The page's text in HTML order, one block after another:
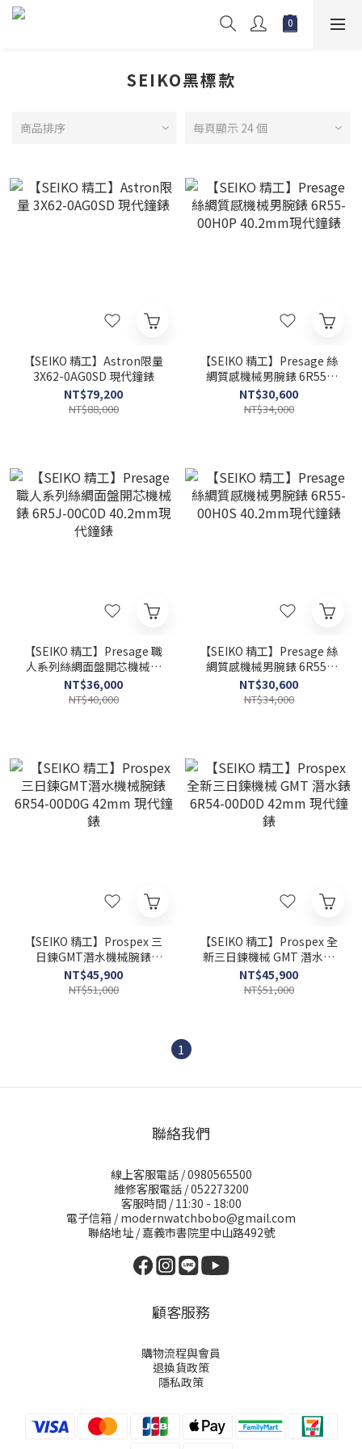
SEIKO黑標款
商品排序 每頁顯示 24 個
【SEIKO 精工】Astron限量
3X62-0AG0SD 現代鐘錶
NT$79,200
NT$88,000
【SEIKO 精工】Presage 絲
綢質感機械男腕錶 6R55-
00H0P 40.2mm現代鐘錶
NT$30,600
NT$34,000
【SEIKO 精工】Presage 職
人系列絲綢面盤開芯機械錶
6R5J-00C0D 40.2mm現代
鐘錶
NT$36,000
NT$40,000
【SEIKO 精工】Presage 絲
綢質感機械男腕錶 6R55-
00H0S 40.2mm現代鐘錶
NT$30,600
NT$34,000
【SEIKO 精工】Prospex 三
日鍊GMT潛水機械腕錶
6R54-00D0G 42mm 現代鐘
錶
NT$45,900
NT$51,000
【SEIKO 精工】Prospex 全
新三日鍊機械 GMT 潛水錶
6R54-00D0D 42mm 現代鐘
錶
NT$45,900
NT$51,000
1
聯絡我們
線上客服電話 / 0980565500
維修客服電話 / 052273200
客服時間 / 11:30 - 18:00
電子信箱 / modernwatchbobo@gmail.com
聯絡地址 / 嘉義市書院里中山路492號
顧客服務
購物流程與會員
退換貨政策
隱私政策